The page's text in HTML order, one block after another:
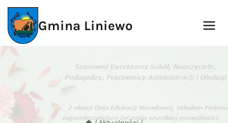
Przejdź
treści
Gmina Liniewo